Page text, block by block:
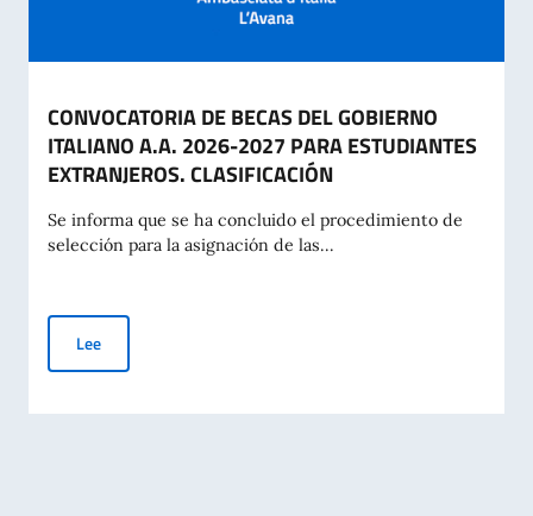
CONVOCATORIA DE BECAS DEL GOBIERNO
ITALIANO A.A. 2026-2027 PARA ESTUDIANTES
EXTRANJEROS. CLASIFICACIÓN
Se informa que se ha concluido el procedimiento de
selección para la asignación de las...
LeeCONVOCATORIA DE BECAS DEL GOBIERNO ITALIANO A.A.